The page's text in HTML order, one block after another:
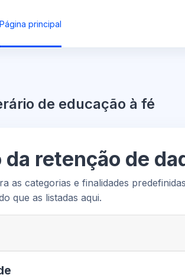
Página principal
de educação à fé
da retenção de
as categorias e finalidades
que as listadas aqui.